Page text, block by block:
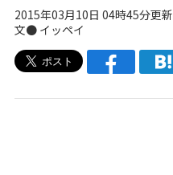
2015年03月10日 04時45分更新
文● イッペイ